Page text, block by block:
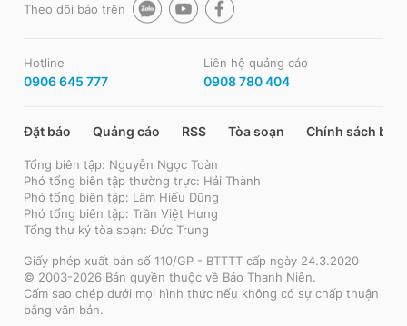
Theo dõi báo trên
Hotline
0906 645 777
Liên hệ quảng cáo
0908 780 404
Đặt báo Quảng cáo RSS Tòa soạn Chính sách bảo
Tổng biên tập: Nguyễn Ngọc Toàn
Phó tổng biên tập thường trực: Hải Thành
Phó tổng biên tập: Lâm Hiếu Dũng
Phó tổng biên tập: Trần Việt Hưng
Tổng thư ký tòa soạn: Đức Trung
Giấy phép xuất bản số 110/GP - BTTTT cấp ngày 24.3.2020
© 2003-2026 Bản quyền thuộc về Báo Thanh Niên.
Cấm sao chép dưới mọi hình thức nếu không có sự chấp thuận
bằng văn bản.